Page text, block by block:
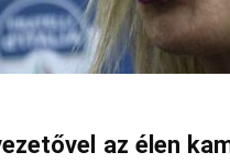
az élen